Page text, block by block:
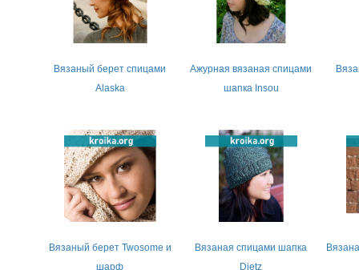
Вязаный берет спицами
Alaska
Ажурная вязаная спицами
шапка Insou
Вязаный берет Twosome и
шарф
Вязаная спицами шапка
Dietz